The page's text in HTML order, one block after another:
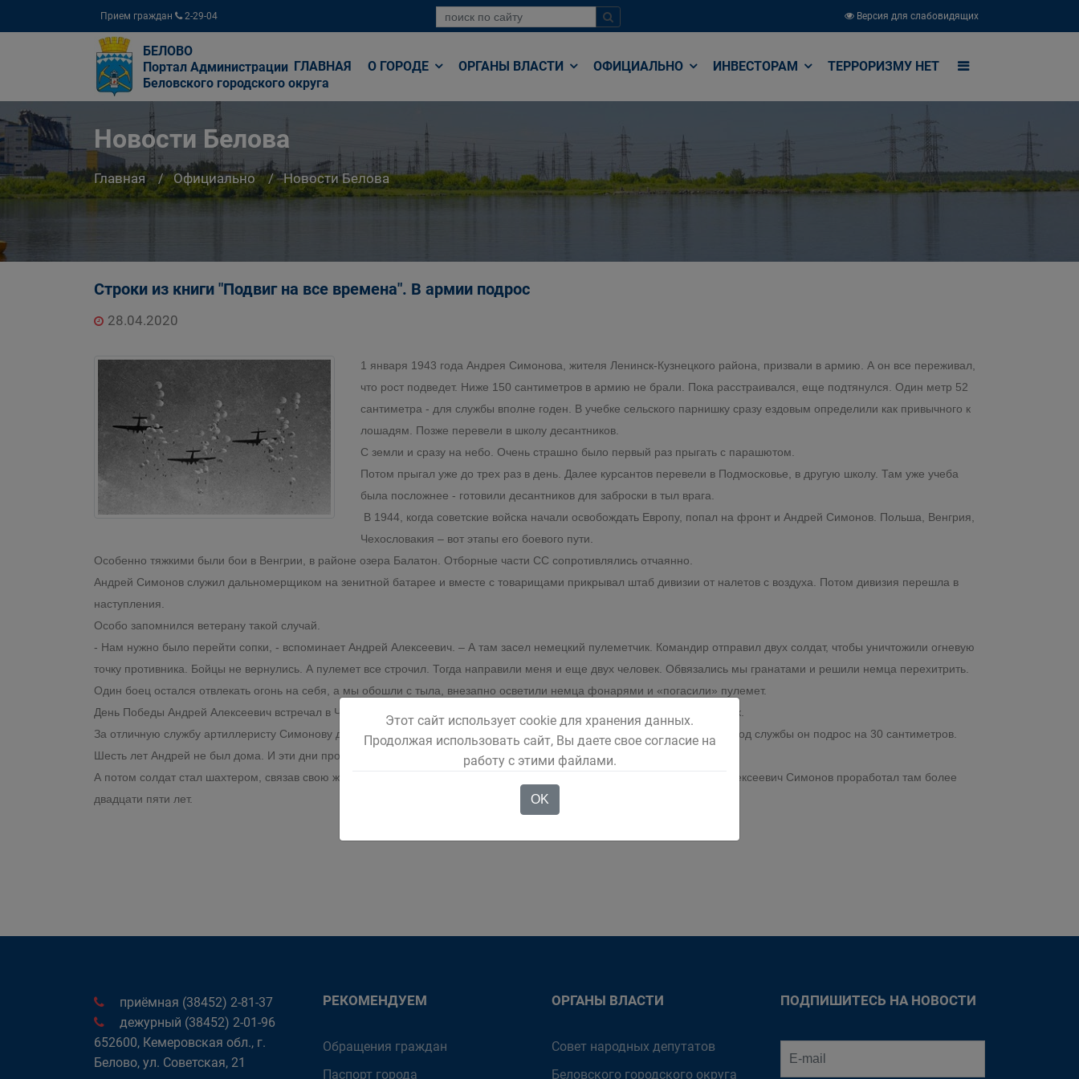
Прием граждан 2-29-04 Версия для слабовидящих
БЕЛОВО
Портал Администрации
Беловского городского округа
ГЛАВНАЯ О ГОРОДЕ ОРГАНЫ ВЛАСТИ ОФИЦИАЛЬНО ИНВЕСТОРАМ ТЕРРОРИЗМУ НЕТ
Новости Белова
Главная Официально Новости Белова
Строки из книги "Подвиг на все времена". В армии подрос
28.04.2020
1 января 1943 года Андрея Симонова, жителя Ленинск-Кузнецкого района, призвали в армию. А он все переживал,
что рост подведет. Ниже 150 сантиметров в армию не брали. Пока расстраивался, еще подтянулся. Один метр 52
сантиметра - для службы вполне годен. В учебке сельского парнишку сразу ездовым определили как привычного к
лошадям. Позже перевели в школу десантников.
С земли и сразу на небо. Очень страшно было первый раз прыгать с парашютом.
Потом прыгал уже до трех раз в день. Далее курсантов перевели в Подмосковье, в другую школу. Там уже учеба
была посложнее - готовили десантников для заброски в тыл врага.
В 1944, когда советские войска начали освобождать Европу, попал на фронт и Андрей Симонов. Польша, Венгрия,
Чехословакия – вот этапы его боевого пути.
Особенно тяжкими были бои в Венгрии, в районе озера Балатон. Отборные части СС сопротивлялись отчаянно.
Андрей Симонов служил дальномерщиком на зенитной батарее и вместе с товарищами прикрывал штаб дивизии от налетов с воздуха. Потом дивизия перешла в
наступления.
Особо запомнился ветерану такой случай.
- Нам нужно было перейти сопки, - вспоминает Андрей Алексеевич. – А там засел немецкий пулеметчик. Командир отправил двух солдат, чтобы уничтожили огневую
точку противника. Бойцы не вернулись. А пулемет все строчил. Тогда направили меня и еще двух человек. Обвязались мы гранатами и решили немца перехитрить.
Один боец остался отвлекать огонь на себя, а мы обошли с тыла, внезапно осветили немца фонарями и «погасили» пулемет.
День Победы Андрей Алексеевич встречал в Чехословакии. Еще год служил в Венгрии, а потом часть перевели в Витебск.
За отличную службу артиллеристу Симонову дали десятидневный отпуск на Родину. Мама, увидев, не узнала сына – за год службы он подрос на 30 сантиметров.
Шесть лет Андрей не был дома. И эти дни пролетели, как мгновенье. Служить оставалось еще один год.
А потом солдат стал шахтером, связав свою жизнь со старейшей шахтой Беловского рудника – «Пионеркой». Андрей Алексеевич Симонов проработал там более
двадцати пяти лет.
приёмная (38452) 2-81-37
дежурный (38452) 2-01-96
652600, Кемеровская обл., г.
Белово, ул. Советская, 21
РЕКОМЕНДУЕМ
Обращения граждан
Паспорт города
ОРГАНЫ ВЛАСТИ
Совет народных депутатов
Беловского городского округа
ПОДПИШИТЕСЬ НА НОВОСТИ
Этот сайт использует cookie для хранения данных.
Продолжая использовать сайт, Вы даете свое согласие на
работу с этими файлами.
OK